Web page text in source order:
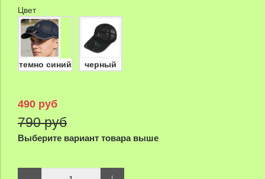
Цвет
темно синий черный
490 руб
790 руб
Выберите вариант товара выше